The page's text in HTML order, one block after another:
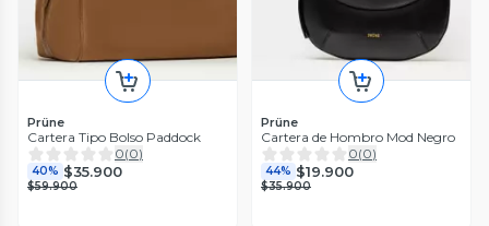
Prüne
Cartera Tipo Bolso Paddock
0(0)
40% $35.900
$59.900
Prüne
Cartera de Hombro Mod Negro
0(0)
44% $19.900
$35.900